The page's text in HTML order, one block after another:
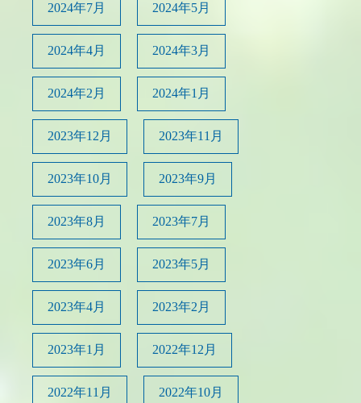
2024年7月 2024年5月
2024年4月 2024年3月
2024年2月 2024年1月
2023年12月 2023年11月
2023年10月 2023年9月
2023年8月 2023年7月
2023年6月 2023年5月
2023年4月 2023年2月
2023年1月 2022年12月
2022年11月 2022年10月